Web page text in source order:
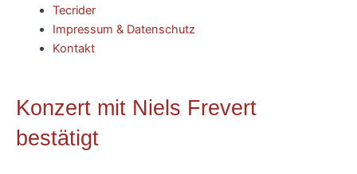
Tecrider
Impressum & Datenschutz
Kontakt
Konzert mit Niels Frevert
bestätigt